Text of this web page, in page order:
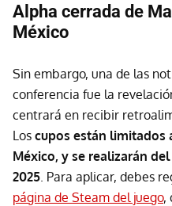
Alpha cerrada de
México
Sin embargo, una de las
conferencia fue la
centrará en recibir
Los cupos están limitados
México, y se realizarán
2025 . Para aplicar, debes
página de Steam del juego,